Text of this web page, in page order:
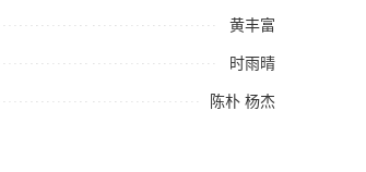
黄丰富
时雨晴
陈朴杨杰